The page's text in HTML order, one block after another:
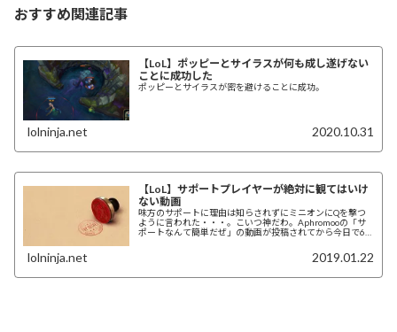
おすすめ関連記事
【LoL】ポッピーとサイラスが何も成し遂げない
ことに成功した
ポッピーとサイラスが密を避けることに成功。
lolninja.net 2020.10.31
【LoL】サポートプレイヤーが絶対に観てはいけ
ない動画
味方のサポートに理由は知らされずにミニオンにQを撃つ
ように言われた・・・。こいつ神だわ。Aphromooの「サ
ポートなんて簡単だぜ」の動画が投稿されてから今日で6
lolninja.net 2019.01.22